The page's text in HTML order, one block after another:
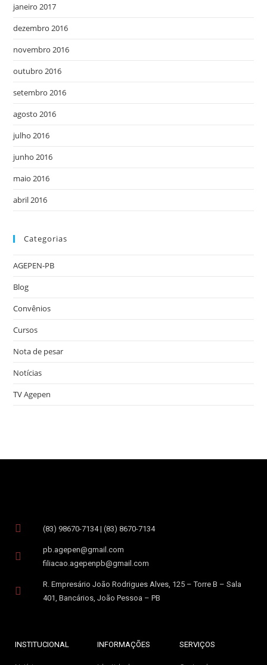
janeiro 2017
dezembro 2016
novembro 2016
outubro 2016
setembro 2016
agosto 2016
julho 2016
junho 2016
maio 2016
abril 2016
Categorias
AGEPEN-PB
Blog
Convênios
Cursos
Nota de pesar
Notícias
TV Agepen
(83) 98670-7134 | (83) 8670-7134
pb.agepen@gmail.com
filiacao.agepenpb@gmail.com
R. Empresário João Rodrigues Alves, 125 – Torre B – Sala
401, Bancários, João Pessoa – PB
INSTITUCIONAL INFORMAÇÕES SERVIÇOS